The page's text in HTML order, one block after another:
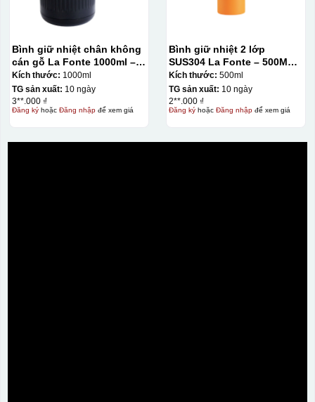
Kiểu hộp:
Hộp xi ấm chén
Bình giữ nhiệt chân không
cán gỗ La Fonte 1000ml –
011679
Kích thước: 1000ml
TG sản xuất: 10 ngày
3**.000 ₫
Đăng kýhoặc Đăng nhậpđể xem giá
Bình giữ nhiệt 2 lớp
SUS304 La Fonte – 500ML –
012737
Kích thước: 500ml
TG sản xuất: 10 ngày
2**.000 ₫
Đăng kýhoặc Đăng nhậpđể xem giá